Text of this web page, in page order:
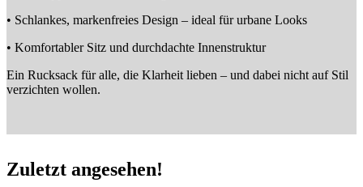
• Schlankes, markenfreies Design – ideal für urbane Looks
• Komfortabler Sitz und durchdachte Innenstruktur
Ein Rucksack für alle, die Klarheit lieben – und dabei nicht auf Stil
verzichten wollen.
Zuletzt angesehen!